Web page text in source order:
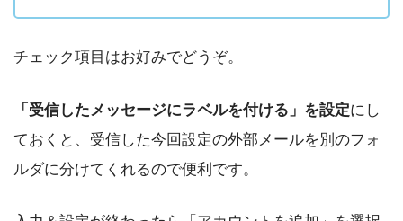
チェック項目はお好みでどうぞ。
「受信したメッセージにラベルを付ける」を設定にし
ておくと、受信した今回設定の外部メールを別のフォ
ルダに分けてくれるので便利です。